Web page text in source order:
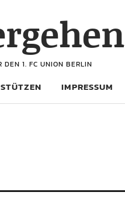
DEN 1. FC UNION BERLIN
IMPRESSUM